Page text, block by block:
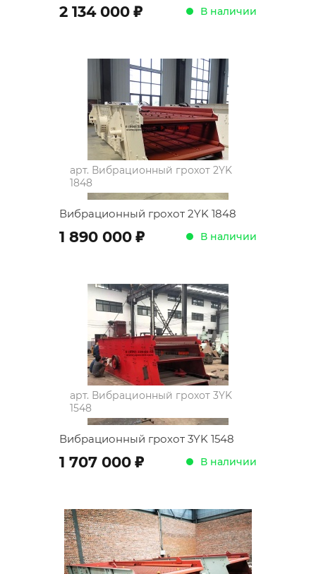
2 134 000 ; В наличии
арт. Вибрационный грохот 2YK
1848
Вибрационный грохот 2YK 1848
1 890 000 ; В наличии
арт. Вибрационный грохот 3YK
1548
Вибрационный грохот 3YK 1548
1 707 000 ; В наличии